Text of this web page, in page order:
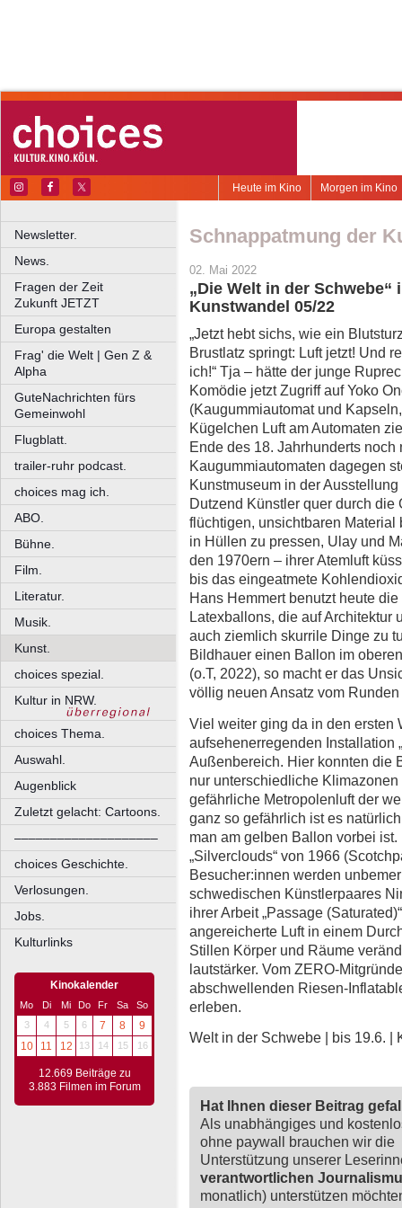
Morgen im Kino
Heute im Kino
Newsletter.
News.
Fragen der Zeit
Zukunft JETZT
Europa gestalten
Frag' die Welt | Gen Z &
Alpha
GuteNachrichten fürs
Gemeinwohl
Flugblatt.
trailer-ruhr podcast.
choices mag ich.
ABO.
Bühne.
Film.
Literatur.
Musik.
Kunst.
choices spezial.
Kultur in NRW.
choices Thema.
Auswahl.
Augenblick
Zuletzt gelacht: Cartoons.
––––––––––––––––––––
choices Geschichte.
Verlosungen.
Jobs.
Kulturlinks
Kinokalender
Mo Di Mi Do Fr Sa
So
3
4 5 6 7 8
9
10
11 12 13 14 15 16
12.669 Beiträge zu
3.883 Filmen im Forum
Schnappatmung der
02. Mai 2022
„Die Welt in der
Kunstwandel 05/22
„Jetzt hebt sichs, wie ein
Brustlatz springt: Luft jetzt! Und
ich!“ Tja – hätte der junge
Komödie jetzt Zugriff auf Yoko
(Kaugummiautomat und
Kügelchen Luft am Automaten
Ende des 18. Jahrhunderts noch
Kaugummiautomaten dagegen
Kunstmuseum in der
Dutzend Künstler quer durch
flüchtigen, unsichtbaren
in Hüllen zu pressen, Ulay und
den 1970ern – ihrer Atemluft
bis das eingeatmete
Hans Hemmert benutzt heute
Latexballons, die auf Architektur
auch ziemlich skurrile Dinge zu
Bildhauer einen Ballon im
(o.T, 2022), so macht er das
völlig neuen Ansatz vom
Viel weiter ging da in den ersten
aufsehenerregenden Installation
Außenbereich. Hier konnten die
nur unterschiedliche
gefährliche Metropolenluft der
ganz so gefährlich ist es
man am gelben Ballon vorbei
„Silverclouds“ von 1966
Besucher:innen werden
schwedischen Künstlerpaares
ihrer Arbeit „Passage
angereicherte Luft in einem
Stillen Körper und Räume
lautstärker. Vom ZERO-
abschwellenden Riesen-
erleben.
Welt in der Schwebe | bis 19.6. |
Hat Ihnen dieser Beitrag
Als unabhängiges und
ohne paywall brauchen wir die
Unterstützung unserer
verantwortlichen
monatlich) unterstützen